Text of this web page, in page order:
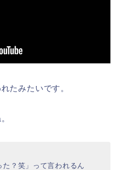
たみたいです。
？笑」って言われるん